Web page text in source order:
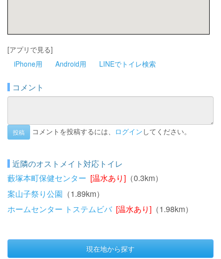
[アプリで見る]
iPhone用
Android用 LINEでトイレ検索
コメント
投稿 コメントを投稿するには、 ログイン してください。
近隣のオストメイト対応トイレ
藪塚本町保健センター [温水あり] （0.3km）
案山子祭り公園 （1.89km）
ホームセンター トステムビバ [温水あり] （1.98km）
現在地から探す